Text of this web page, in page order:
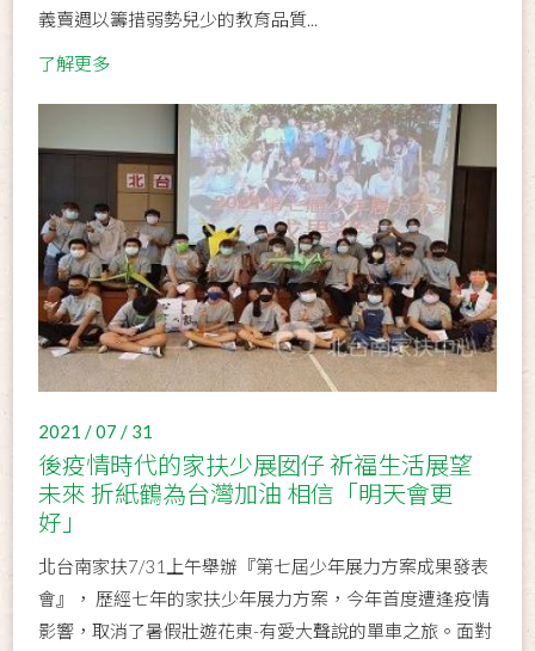
義賣週以籌措弱勢兒少的教育品質...
了解更多
2021 / 07 / 31
後疫情時代的家扶少展囡仔 祈福生活展望
未來 折紙鶴為台灣加油 相信「明天會更
好」
北台南家扶7/31上午舉辦『第七屆少年展力方案成果發表
會』， 歷經七年的家扶少年展力方案，今年首度遭逢疫情
影響，取消了暑假壯遊花東-有愛大聲說的單車之旅。面對